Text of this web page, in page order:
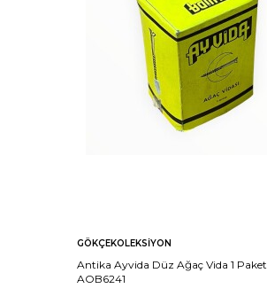
GÖKÇEKOLEKSIYON
Antika Ayvida Düz Ağaç Vida 1 Paket
AOB6241